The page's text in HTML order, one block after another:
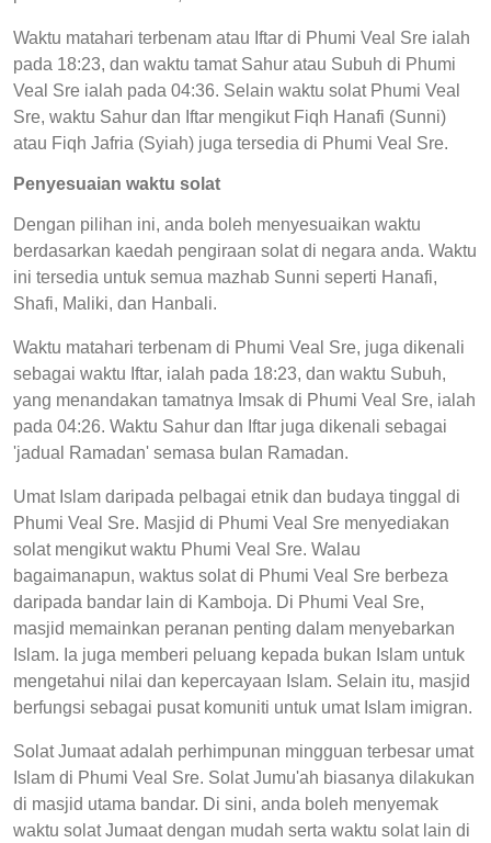
Waktu matahari terbenam atau Iftar di Phumi Veal Sre ialah
pada 18:23, dan waktu tamat Sahur atau Subuh di Phumi
Veal Sre ialah pada 04:36. Selain waktu solat Phumi Veal
Sre, waktu Sahur dan Iftar mengikut Fiqh Hanafi (Sunni)
atau Fiqh Jafria (Syiah) juga tersedia di Phumi Veal Sre.
Penyesuaian waktu solat
Dengan pilihan ini, anda boleh menyesuaikan waktu
berdasarkan kaedah pengiraan solat di negara anda. Waktu
ini tersedia untuk semua mazhab Sunni seperti Hanafi,
Shafi, Maliki, dan Hanbali.
Waktu matahari terbenam di Phumi Veal Sre, juga dikenali
sebagai waktu Iftar, ialah pada 18:23, dan waktu Subuh,
yang menandakan tamatnya Imsak di Phumi Veal Sre, ialah
pada 04:26. Waktu Sahur dan Iftar juga dikenali sebagai
'jadual Ramadan' semasa bulan Ramadan.
Umat Islam daripada pelbagai etnik dan budaya tinggal di
Phumi Veal Sre. Masjid di Phumi Veal Sre menyediakan
solat mengikut waktu Phumi Veal Sre. Walau
bagaimanapun, waktus solat di Phumi Veal Sre berbeza
daripada bandar lain di Kamboja. Di Phumi Veal Sre,
masjid memainkan peranan penting dalam menyebarkan
Islam. Ia juga memberi peluang kepada bukan Islam untuk
mengetahui nilai dan kepercayaan Islam. Selain itu, masjid
berfungsi sebagai pusat komuniti untuk umat Islam imigran.
Solat Jumaat adalah perhimpunan mingguan terbesar umat
Islam di Phumi Veal Sre. Solat Jumu'ah biasanya dilakukan
di masjid utama bandar. Di sini, anda boleh menyemak
waktu solat Jumaat dengan mudah serta waktu solat lain di